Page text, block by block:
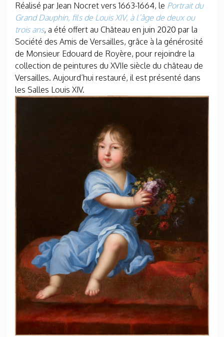
Réalisé par Jean Nocret vers 1663-1664, le Portrait du
Grand Dauphin, fils de Louis XIV, à l’âge de deux ou
trois ans, a été offert au Château en juin 2020 par la
Société des Amis de Versailles, grâce à la générosité
de Monsieur Edouard de Royère, pour rejoindre la
collection de peintures du XVIIe siècle du château de
Versailles. Aujourd’hui restauré, il est présenté dans
les Salles Louis XIV.